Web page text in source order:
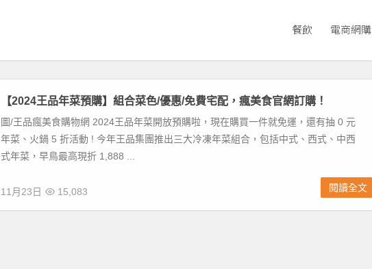
餐飲 電商網購
【2024王品年菜預購】組合菜色/優惠/免費宅配，瘋美食官網訂購！
圖/王品瘋美食購物網 2024王品年菜開放預購啦，現在購買一件就免運，還有抽 0 元
年菜、火鍋 5 折活動 ! 今年王品集團推出三大冷凍年菜組合，包括中式、西式、中西
式年菜，早鳥最高現折 1,888 ...
11月23日 15,083 閱讀全文